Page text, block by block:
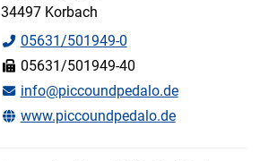
34497 Korbach
05631/501949-0
05631/501949-40
info@piccoundpedalo.de
www.piccoundpedalo.de